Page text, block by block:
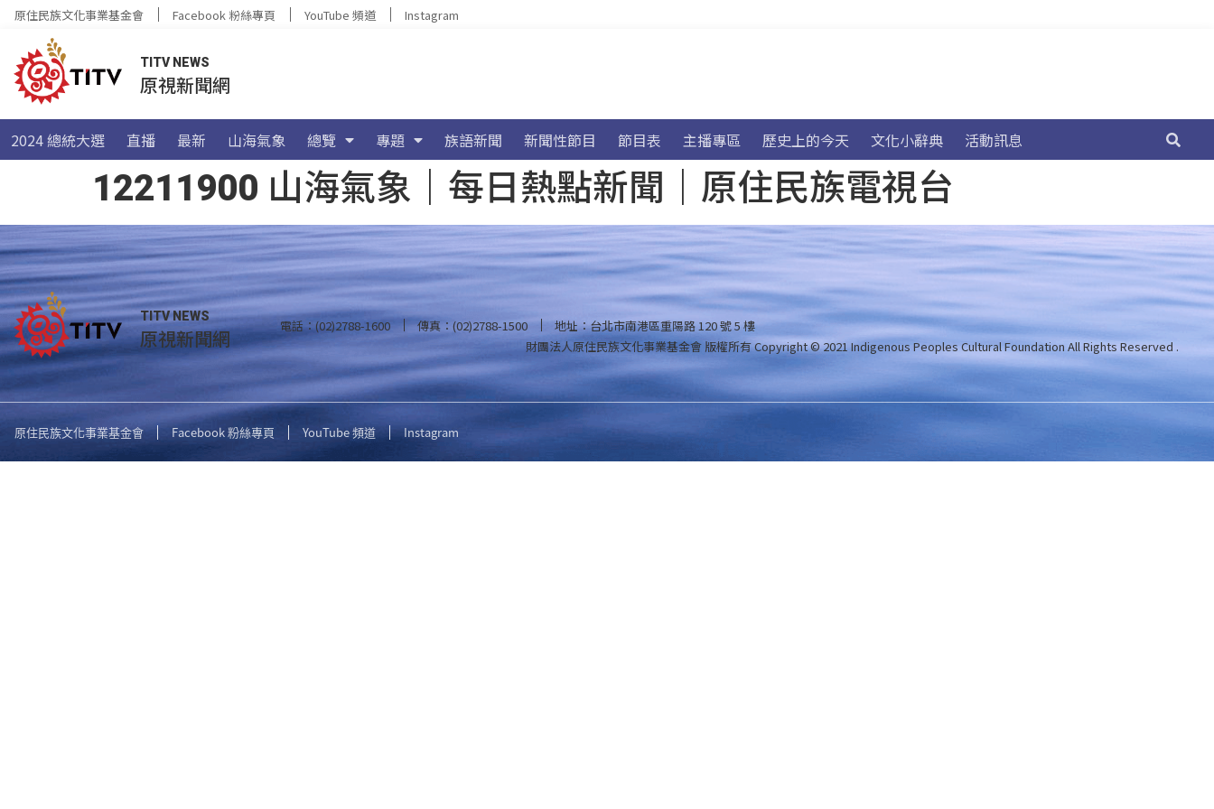
原住民族文化事業基金會 Facebook 粉絲專頁 YouTube 頻道 Instagram
TITV NEWS
原視新聞網
2024 總統大選 直播 最新 山海氣象 總覽 專題 族語新聞 新聞性節目 節目表 主播專區 歷史上的今天 文化小辭典 活動訊息
12211900 山海氣象｜每日熱點新聞｜原住民族電視台
TITV NEWS
原視新聞網 電話：(02)2788-1600 傳真：(02)2788-1500
地址：台北市南港區重陽路 120 號 5 樓
財團法人原住民族文化事業基金會 版權所有Copyright © 2021 Indigenous Peoples Cultural Foundation All Rights Reserved .
原住民族文化事業基金會 Facebook 粉絲專頁 YouTube 頻道 Instagram